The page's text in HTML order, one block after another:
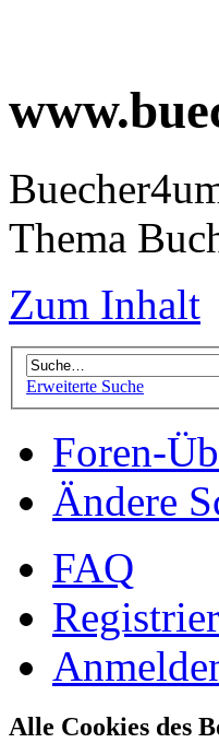
Thema
Zum Inhalt
Erweiterte Suche
Foren-
Ändere
FAQ
Alle Cookies des